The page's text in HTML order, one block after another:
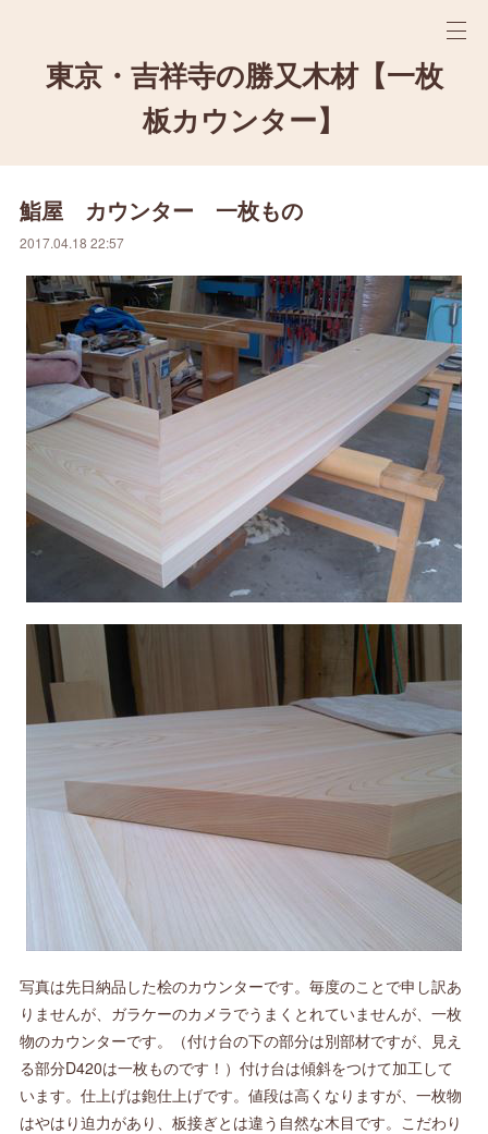
東京・吉祥寺の勝又木材【一枚
板カウンター】
鮨屋 カウンター 一枚もの
2017.04.18 22:57
写真は先日納品した桧のカウンターです。毎度のことで申し訳あ
りませんが、ガラケーのカメラでうまくとれていませんが、一枚
物のカウンターです。（付け台の下の部分は別部材ですが、見え
る部分D420は一枚ものです！）付け台は傾斜をつけて加工して
います。仕上げは鉋仕上げです。値段は高くなりますが、一枚物
はやはり迫力があり、板接ぎとは違う自然な木目です。こだわり